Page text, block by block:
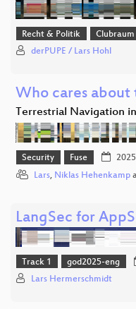
Recht & Politik Clubraum
derPUPE / Lars Hohl
Who cares about
Terrestrial Navigation
Security Fuse
Lars, Niklas Hehenkamp
LangSec for
Track 1 god2025-eng
Lars Hermerschmidt